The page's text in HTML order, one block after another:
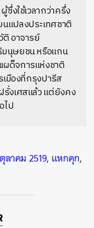
งใช้เวลากว่าครึ่ง
แปลงประเทศชาติ
อาจารย์
นุษยชน หรือแกน
ผด็จการแห่งชาติ
มืองที่กรุงปารีส
งเศสแล้ว แต่ยังคง
ไป
ลาคม 2519, แหกคุก,